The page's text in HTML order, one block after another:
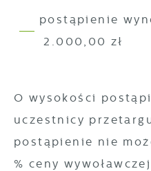
2.000,00 zł
O wysokości
uczestnicy
postąpienie nie
% ceny